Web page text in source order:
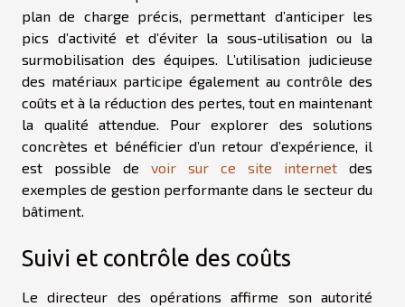
plan de charge précis, permettant d’anticiper les
pics d’activité et d’éviter la sous-utilisation ou la
surmobilisation des équipes. L’utilisation judicieuse
des matériaux participe également au contrôle des
coûts et à la réduction des pertes, tout en maintenant
la qualité attendue. Pour explorer des solutions
concrètes et bénéficier d’un retour d’expérience, il
est possible de voir sur ce site internet des
exemples de gestion performante dans le secteur du
bâtiment.
Suivi et contrôle des coûts
Le directeur des opérations affirme son autorité